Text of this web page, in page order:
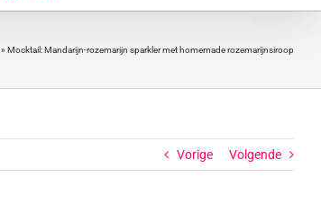
» Mocktail: Mandarijn-rozemarijn sparkler met homemade rozemarijnsiroop
Vorige Volgende